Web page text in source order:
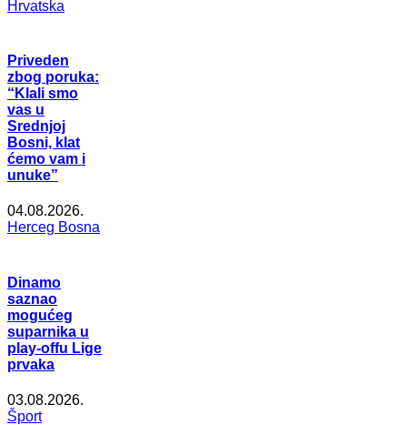
Hrvatska
Priveden
zbog poruka:
“Klali smo
vas u
Srednjoj
Bosni, klat
ćemo vam i
unuke”
04.08.2026.
Herceg Bosna
Dinamo
saznao
mogućeg
suparnika u
play-offu Lige
prvaka
03.08.2026.
Šport